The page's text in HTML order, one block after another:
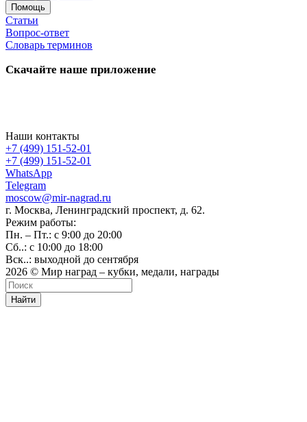
Помощь
Статьи
Вопрос-ответ
Словарь терминов
Скачайте наше приложение
Наши контакты
+7 (499) 151-52-01
+7 (499) 151-52-01
WhatsApp
Telegram
moscow@mir-nagrad.ru
г. Москва, Ленинградский проспект, д. 62.
Режим работы:
Пн. – Пт.: с 9:00 до 20:00
Сб..: с 10:00 до 18:00
Вск..: выходной до сентября
2026 © Мир наград – кубки, медали, награды
Найти